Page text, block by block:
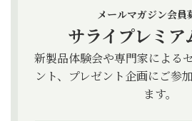
メールマガジン会員
サライプレミア
新製品体験会や専門家による
ント、プレゼント企画にご参
ます。